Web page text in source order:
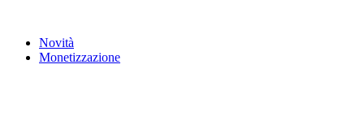
Novità
Monetizzazione